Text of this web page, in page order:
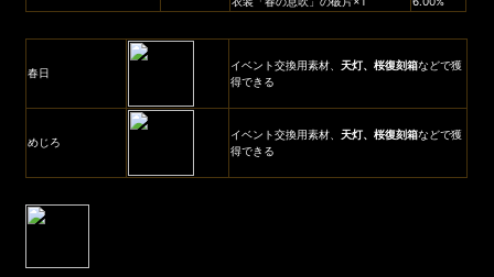
春日
イベント交換用素材、天灯、桜復刻箱などで獲
得できる
めじろ
イベント交換用素材、天灯、桜復刻箱などで獲
得できる